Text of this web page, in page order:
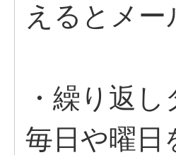
えるとメ
・繰り返
毎日や曜日